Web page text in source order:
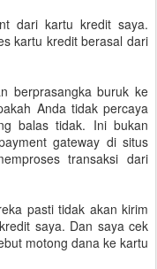
dari kartu kredit saya.
kartu kredit berasal dari
berprasangka buruk ke
Anda tidak percaya
balas tidak. Ini bukan
gateway di situs
transaksi dari
pasti tidak akan kirim
saya. Dan saya cek
motong dana ke kartu